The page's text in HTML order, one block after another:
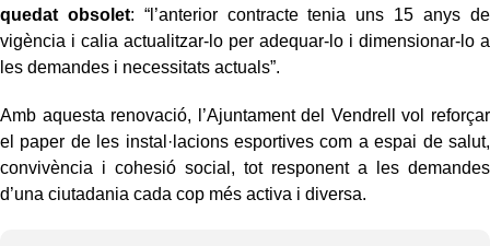
quedat obsolet: “l’anterior contracte tenia uns 15 anys de
vigència i calia actualitzar-lo per adequar-lo i dimensionar-lo a
les demandes i necessitats actuals”.
Amb aquesta renovació, l’Ajuntament del Vendrell vol reforçar
el paper de les instal·lacions esportives com a espai de salut,
convivència i cohesió social, tot responent a les demandes
d’una ciutadania cada cop més activa i diversa.